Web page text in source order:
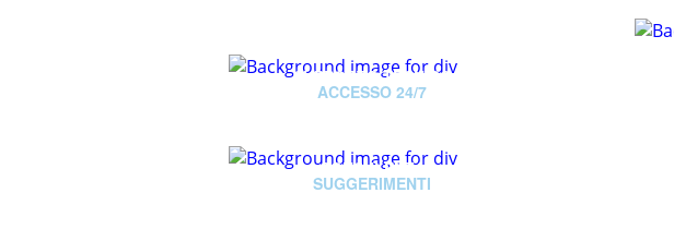
SUPPORTO TECNICO
ACCESSO 24/7
CONSULENZA
SUGGERIMENTI